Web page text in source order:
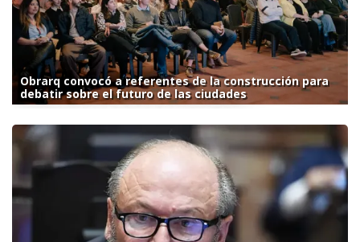
Obrarq convocó a referentes de la construcción para
debatir sobre el futuro de las ciudades